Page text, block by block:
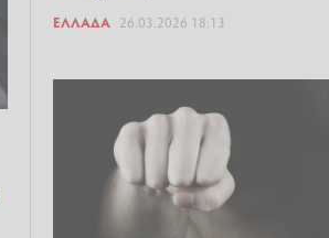
ΕΛΛΆΔΑ 26.03.2026 18:13